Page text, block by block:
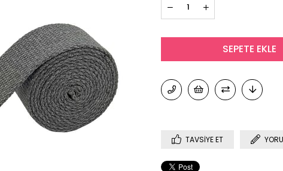
TAVSIYE ET